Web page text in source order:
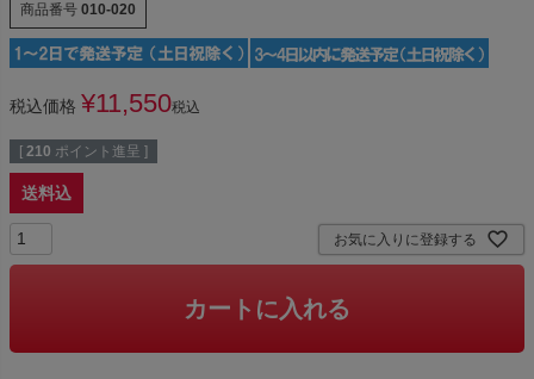
商品番号 010-020
税込価格 ¥11,550税込
[ 210 ポイント進呈 ]
送料込
お気に入りに登録する
カートに入れる